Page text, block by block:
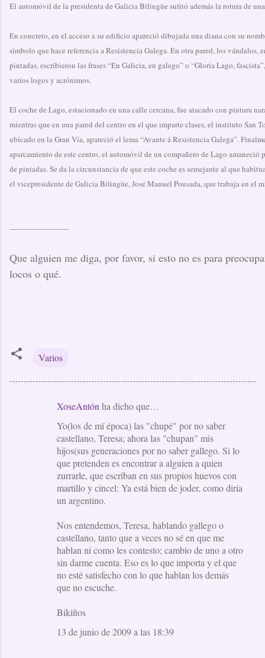
El automóvil de la presidenta de Galicia Bilingüe sufrió además la rotura de
En concreto, en el acceso a su edificio apareció dibujada una diana con su
símbolo que hace referencia a Resistencia Galega. En otra pared, los vándalos,
pintadas, escribieron las frases “En Galicia, en galego” o “Gloria Lago,
varios logos y acrónimos.
El coche de Lago, estacionado en una calle cercana, fue atacado con pintura
mientras que en una pared del centro en el que imparte clases, el instituto San
ubicado en la Gran Vía, apareció el lema “Avante á Resistencia Galega”.
aparcamiento de este centro, el automóvil de un compañero de Lago amaneció
de pintadas. Se da la circunstancia de que este coche es semejante al que
el vicepresidente de Galicia Bilingüe, José Manuel Pousada, que trabaja en el
-------------------------
Que alguien me diga, por favor, si esto no es para
locos o qué.
Varios
XoseAntón ha dicho que…
Yo(los de mí época) las "chupé" por no saber
castellano, Teresa; ahora las "chupan" mis
hijos(sus generaciones por no saber gallego. Si lo
que pretenden es encontrar a alguien a quien
zurrarle, que escriban en sus propios huevos con
martillo y cincel: Ya está bien de joder, como diría
un argentino.
Nos entendemos, Teresa, hablando gallego o
castellano, tanto que a veces no sé en que me
hablan ni como les contesto; cambio de uno a otro
sin darme cuenta. Eso es lo que importa y el que
no esté satisfecho con lo que hablan los demás
que no escuche.
Bikiños
13 de junio de 2009 a las 18:39